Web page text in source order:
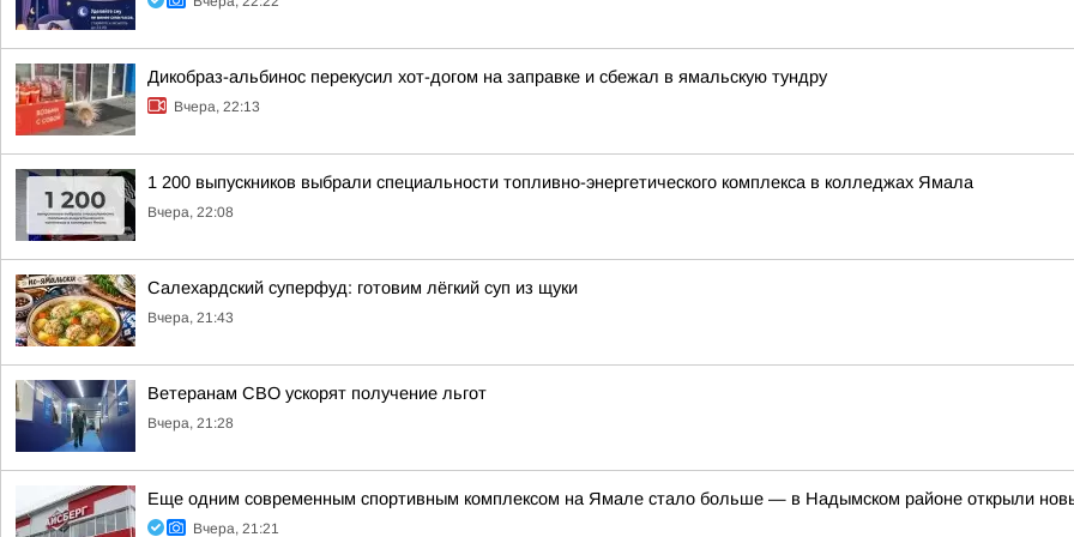
Дикобраз-альбинос перекусил хот-догом на заправке и сбежал в ямальскую тундру
Вчера, 22:13
1 200 выпускников выбрали специальности топливно-энергетического комплекса в колледжах Ямала
Вчера, 22:08
Салехардский суперфуд: готовим лёгкий суп из щуки
Вчера, 21:43
Ветеранам СВО ускорят получение льгот
Вчера, 21:28
Еще одним современным спортивным комплексом на Ямале стало больше — в Надымском районе открыли
Вчера, 21:21